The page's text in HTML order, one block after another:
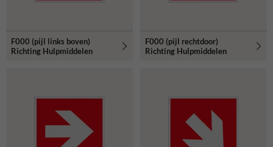
F000 (pijl links boven)
Richting Hulpmiddelen
F000 (pijl rechtdoor)
Richting Hulpmiddelen